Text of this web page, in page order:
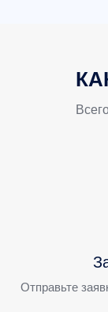
Отправьте